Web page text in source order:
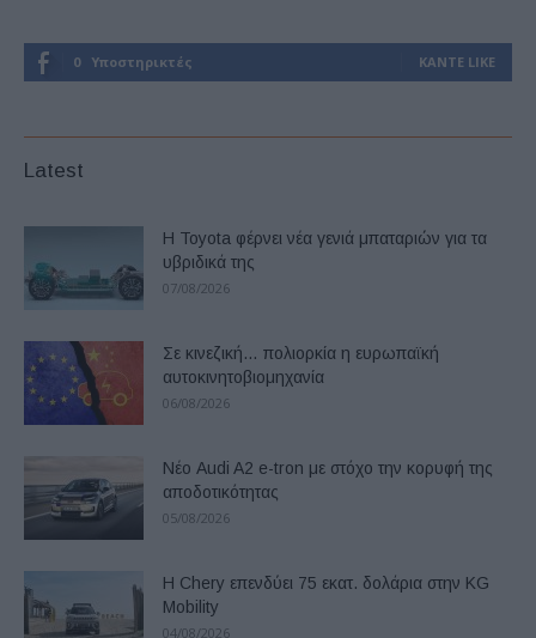
0 Υποστηρικτές ΚΆΝΤΕ LIKE
Latest
Η Toyota φέρνει νέα γενιά μπαταριών για τα
υβριδικά της
07/08/2026
Σε κινεζική… πολιορκία η ευρωπαϊκή
αυτοκινητοβιομηχανία
06/08/2026
Νέο Audi A2 e-tron με στόχο την κορυφή της
αποδοτικότητας
05/08/2026
Η Chery επενδύει 75 εκατ. δολάρια στην KG
Mobility
04/08/2026